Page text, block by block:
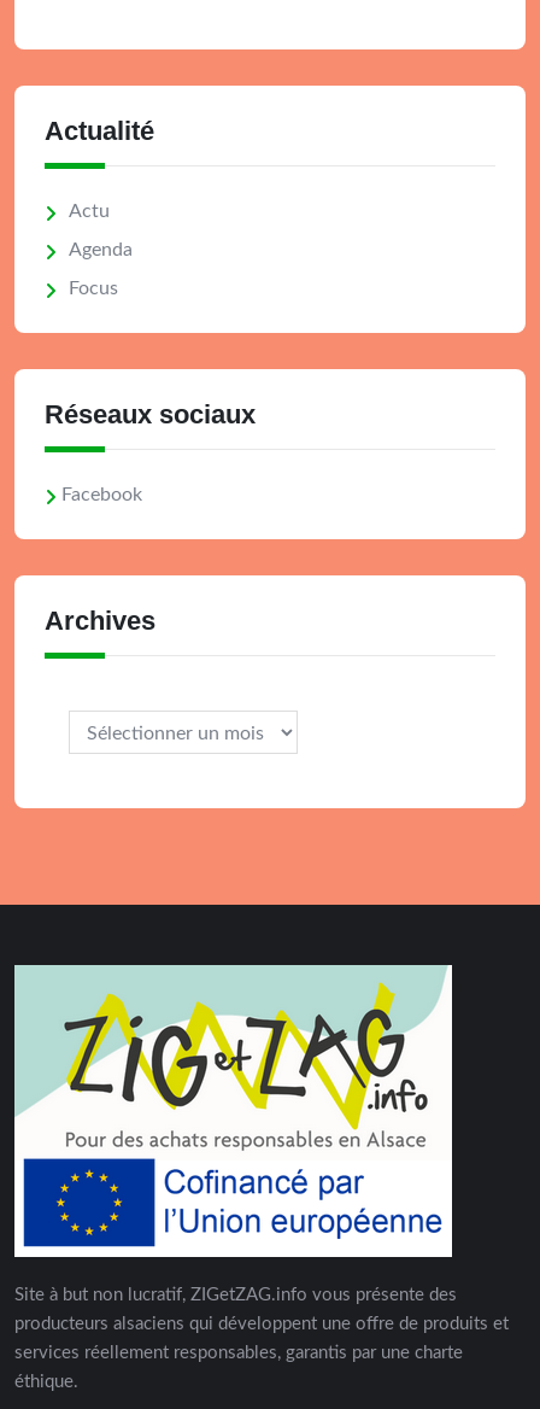
Actualité
Actu
Agenda
Focus
Réseaux sociaux
Facebook
Archives
Site à but non lucratif, ZIGetZAG.info vous présente des
producteurs alsaciens qui développent une offre de produits et
services réellement responsables, garantis par une charte
éthique.